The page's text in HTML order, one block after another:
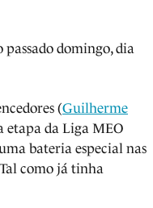
passado domingo, dia
(Guilherme
etapa da Liga MEO
bateria especial nas
como já tinha